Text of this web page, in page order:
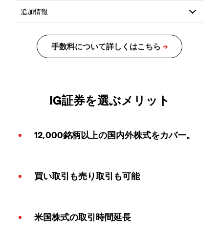
IG証券を選ぶメリット
12,000銘柄以上の国内外株式をカバー。
買い取引も売り取引も可能
米国株式の取引時間延長